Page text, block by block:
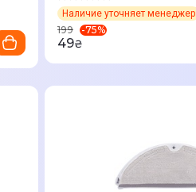
Наличие уточняет менеджер
199 -75%
49₴